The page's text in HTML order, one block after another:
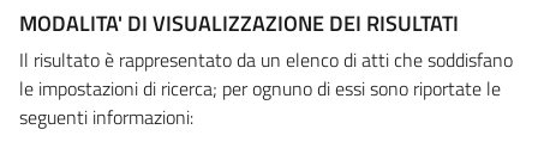
MODALITA' DI VISUALIZZAZIONE DEI RISULTATI
Il risultato è rappresentato da un elenco di atti che soddisfano
le impostazioni di ricerca; per ognuno di essi sono riportate le
seguenti informazioni: